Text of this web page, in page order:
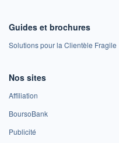
Guides et brochures
Solutions pour la Clientèle Fragile
Nos sites
Affiliation
BoursoBank
Publicité